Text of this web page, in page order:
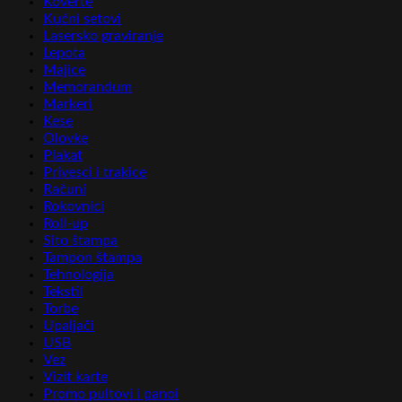
Kućni setovi
Lasersko graviranje
Lepota
Majice
Memorandum
Markeri
Kese
Olovke
Plakat
Privesci i trakice
Računi
Rokovnici
Roll-up
Sito štampa
Tampon štampa
Tehnologija
Tekstil
Torbe
Upaljači
USB
Vez
Vizit karte
Promo pultovi i panoi